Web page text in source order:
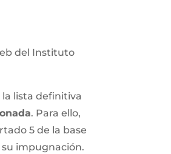
del Instituto
la lista definitiva
. Para ello,
5 de la base
impugnación.